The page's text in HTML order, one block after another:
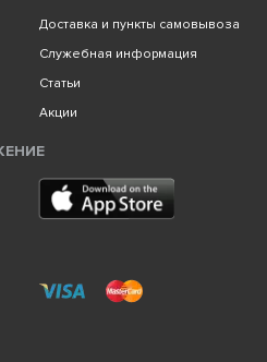
Доставка и пункты самовывоза
Служебная информация
Статьи
Акции